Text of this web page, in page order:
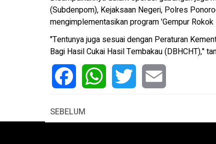
(Subdenpom), Kejaksaan Negeri, Polres
mengimplementasikan program 'Gempur Rokok
"Tentunya juga sesuai dengan Peraturan
Bagi Hasil Cukai Hasil Tembakau (DBHCHT),"
SEBELUM